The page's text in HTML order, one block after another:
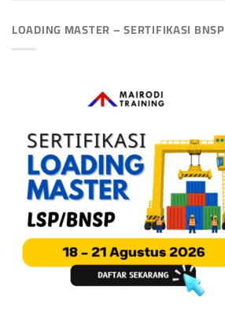
LOADING MASTER – SERTIFIKASI BNSP